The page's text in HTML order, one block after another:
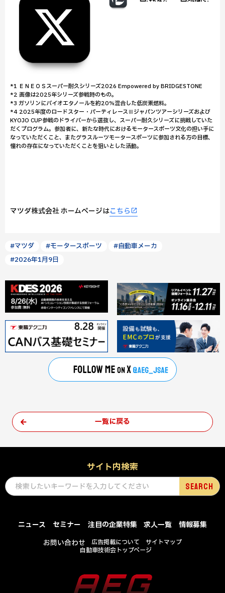
*1 ＥＮＥＯＳスーパー耐久シリーズ2026 Empowered by BRIDGESTONE
*2 画像は2025年シリーズ参戦時のもの。
*3 ガソリンにバイオエタノールを約20％混合した低炭素燃料。
*4 2025年度のロードスター・パーティレースⅢジャパンツアーシリーズおよび
KYOJO CUP参戦のドライバーから選抜し、スーパー耐久シリーズに挑戦していた
だくプログラム。参加者に、新たな時代におけるモータースポーツ文化の担い手に
なっていただくこと、またグラスルーツモータースポーツに参加される方の目標、
憧れの存在になっていただくことを狙いとした活動。
マツダ株式会社 ホームページはこちら
#マツダ #モータースポーツ
#自動車メーカ
#2026年1月9日
一覧に戻る
サイト内検索
ニュース セミナー 注目の企業特集 求人一覧
情報募集
お問い合わせ
広告掲載について
サイトマップ
自動車技術会トップページ